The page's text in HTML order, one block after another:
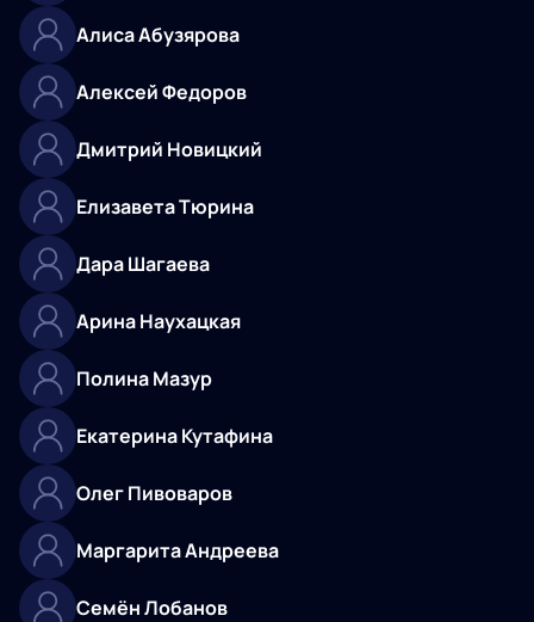
Алиса Абузярова
Алексей Федоров
Дмитрий Новицкий
Елизавета Тюрина
Дара Шагаева
Арина Наухацкая
Полина Мазур
Екатерина Кутафина
Олег Пивоваров
Маргарита Андреева
Семён Лобанов